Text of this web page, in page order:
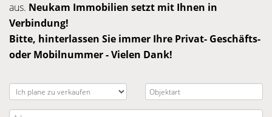
aus. Neukam Immobilien setzt mit Ihnen in
Verbindung!
Bitte, hinterlassen Sie immer Ihre Privat- Geschäfts-
oder Mobilnummer - Vielen Dank!